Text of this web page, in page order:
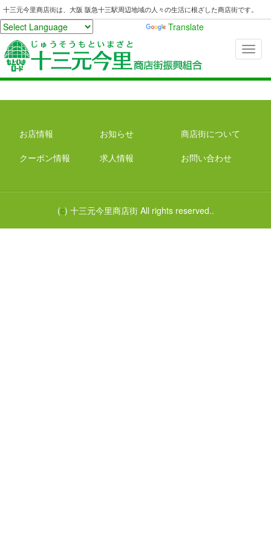
十三元今里商店街は、大阪 阪急十三駅周辺地域の人々の生活に根ざした商店街です。
Translate
お店情報 お知らせ
商店街について
クーポン情報
求人情報 お問い合わせ
(c) 十三元今里商店街 All rights reserved..